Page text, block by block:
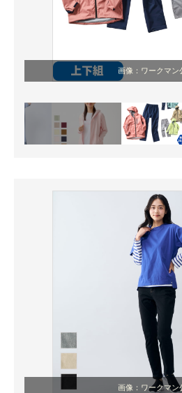
画像：ワークマン
画像：ワークマン